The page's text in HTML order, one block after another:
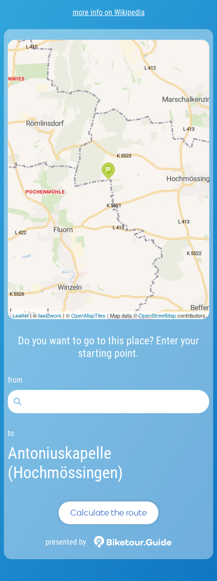
more info on Wikipedia
Do you want to go to this place? Enter your
starting point.
from
to
Antoniuskapelle
(Hochmössingen)
Calculate the route
presented by
1 km
Leaflet| ©fast2work | ©OpenMapTiles | Map data ©OpenStreetMapcontributors.